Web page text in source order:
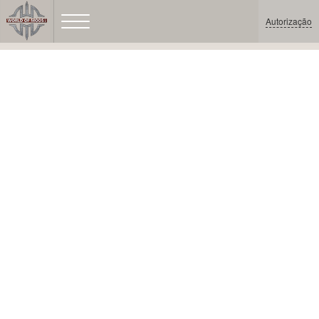
Autorização